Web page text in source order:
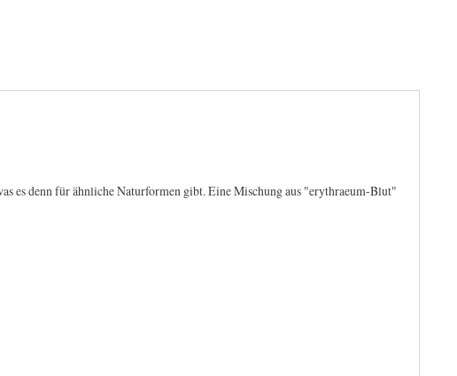
es denn für ähnliche Naturformen gibt. Eine Mischung aus "erythraeum-Blut"